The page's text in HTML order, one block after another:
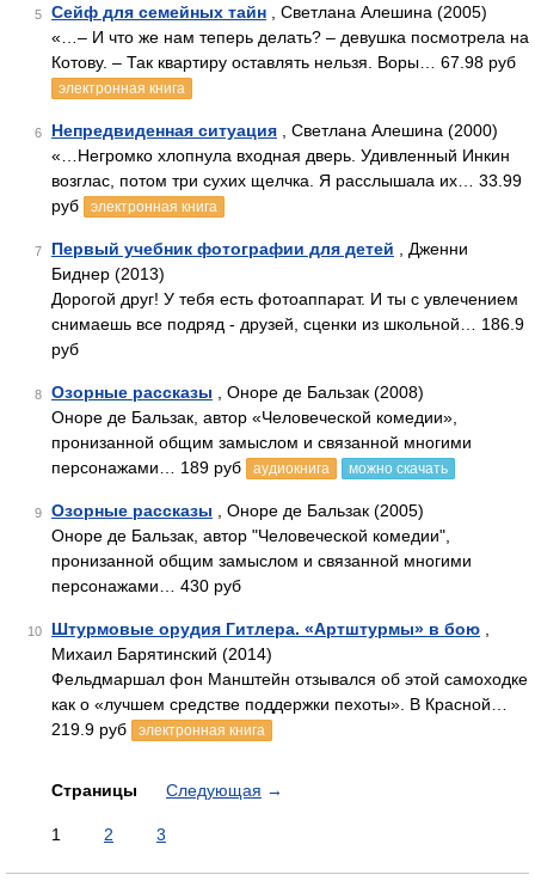
5 Сейф для семейных тайн , Светлана Алешина (2005)
«…– И что же нам теперь делать? – девушка посмотрела на
Котову. – Так квартиру оставлять нельзя. Воры… 67.98 руб
электронная книга
6 Непредвиденная ситуация , Светлана Алешина (2000)
«…Негромко хлопнула входная дверь. Удивленный Инкин
возглас, потом три сухих щелчка. Я расслышала их… 33.99
руб
электронная книга
7 Первый учебник фотографии для детей , Дженни
Биднер (2013)
Дорогой друг! У тебя есть фотоаппарат. И ты с увлечением
снимаешь все подряд - друзей, сценки из школьной… 186.9
руб
8 Озорные рассказы , Оноре де Бальзак (2008)
Оноре де Бальзак, автор «Человеческой комедии»,
пронизанной общим замыслом и связанной многими
персонажами… 189 руб
аудиокнига можно скачать
9 Озорные рассказы , Оноре де Бальзак (2005)
Оноре де Бальзак, автор "Человеческой комедии",
пронизанной общим замыслом и связанной многими
персонажами… 430 руб
10 Штурмовые орудия Гитлера. «Артштурмы» в бою
Михаил Барятинский (2014)
Фельдмаршал фон Манштейн отзывался об этой самоходке
как о «лучшем средстве поддержки пехоты». В Красной…
219.9 руб
электронная книга
Страницы Следующая →
1 2 3